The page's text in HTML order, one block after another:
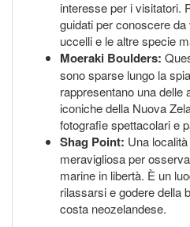
interesse per i visitatori.
guidati per conoscere
uccelli e le altre specie
Moeraki Boulders:
sono sparse lungo la
rappresentano una delle
iconiche della Nuova
fotografie spettacolari e
Shag Point: Una
meravigliosa per
marine in libertà. È un
rilassarsi e godere della
costa neozelandese.